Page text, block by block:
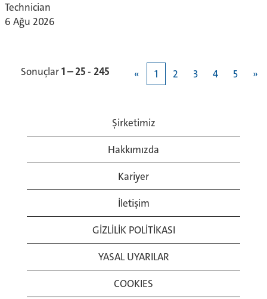
Technician
6 Ağu 2026
Sonuçlar1 – 25- 245 « 1 2 3 4 5 »
Şirketimiz
Hakkımızda
Kariyer
İletişim
GİZLİLİK POLİTİKASI
YASAL UYARILAR
COOKIES